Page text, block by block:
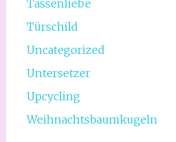
Tassenliebe
Türschild
Uncategorized
Untersetzer
Upcycling
Weihnachtsbaumkugeln